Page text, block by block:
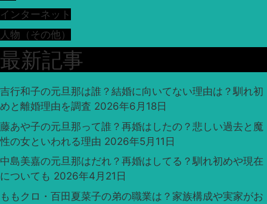
インターネット
人物（その他）
最新記事
吉行和子の元旦那は誰？結婚に向いてない理由は？馴れ初
めと離婚理由を調査 2026年6月18日
藤あや子の元旦那って誰？再婚はしたの？悲しい過去と魔
性の女といわれる理由 2026年5月11日
中島美嘉の元旦那はだれ？再婚はしてる？馴れ初めや現在
についても 2026年4月21日
ももクロ・百田夏菜子の弟の職業は？家族構成や実家がお